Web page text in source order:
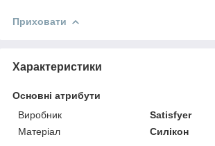
Приховати
Характеристики
Основні атрибути
Виробник
Satisfyer
Матеріал
Силікон